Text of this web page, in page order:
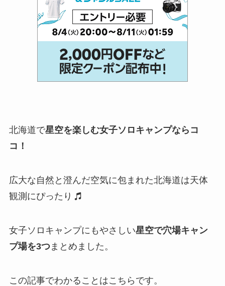
北海道で星空を楽しむ女子ソロキャンプならコ
コ！
広大な自然と澄んだ空気に包まれた北海道は天体
観測にぴったり
女子ソロキャンプにもやさしい星空で穴場キャン
プ場を3つまとめました。
この記事でわかることはこちらです。